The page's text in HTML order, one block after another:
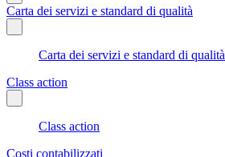
Carta dei servizi e standard di qualità
Carta dei servizi e standard di qualità
Class action
Class action
Costi contabilizzati